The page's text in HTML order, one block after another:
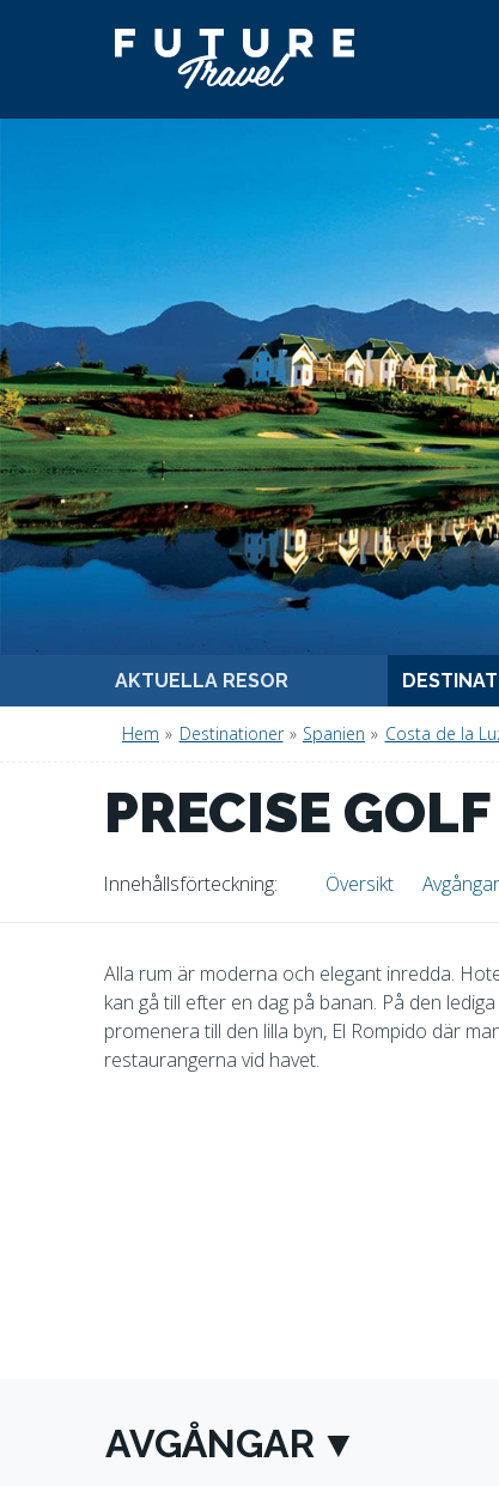
AKTUELLA RESOR
Hem » Destinationer » Spanien » Costa de la
PRECISE
Innehållsförteckning Översikt Avgångar
Alla rum är moderna och elegant inredda.
kan gå till efter en dag på banan. På den
promenera till den lilla byn, El Rompido där
restaurangerna vid havet.
AVGÅNGAR